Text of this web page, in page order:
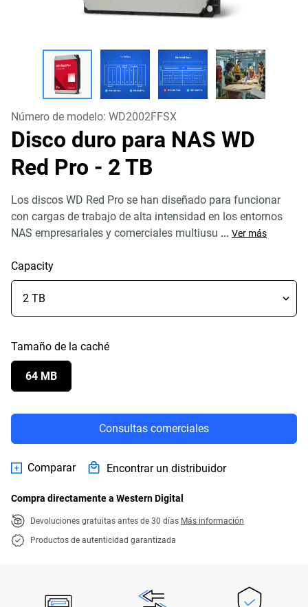
Número de modelo: WD2002FFSX
Disco duro para NAS WD
Red Pro - 2 TB
Los discos WD Red Pro se han diseñado para funcionar
con cargas de trabajo de alta intensidad en los entornos
NAS empresariales y comerciales multiusu ... Ver más
Capacity
Tamaño de la caché
64 MB
Consultas comerciales
Comparar Encontrar un distribuidor
Compra directamente a Western Digital
Devoluciones gratuitas antes de 30 días Más información
Productos de autenticidad garantizada